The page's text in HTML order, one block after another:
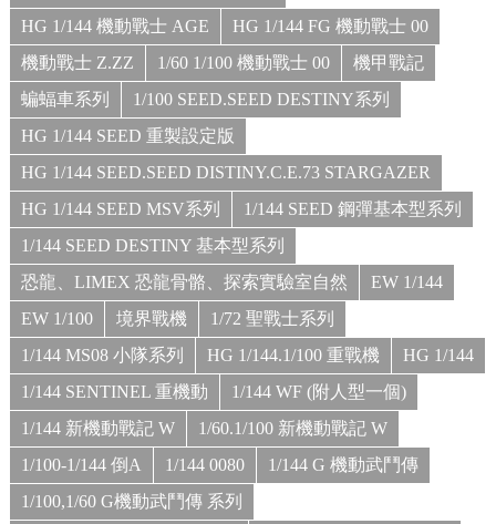
HG 1/144 機動戰士 AGE
HG 1/144 FG 機動戰士 00
機動戰士 Z.ZZ
1/60 1/100 機動戰士 00
機甲戰記
蝙蝠車系列
1/100 SEED.SEED DESTINY系列
HG 1/144 SEED 重製設定版
HG 1/144 SEED.SEED DISTINY.C.E.73 STARGAZER
HG 1/144 SEED MSV系列
1/144 SEED 鋼彈基本型系列
1/144 SEED DESTINY 基本型系列
恐龍、LIMEX 恐龍骨骼、探索實驗室自然
EW 1/144
EW 1/100
境界戰機
1/72 聖戰士系列
1/144 MS08 小隊系列
HG 1/144.1/100 重戰機
HG 1/144
1/144 SENTINEL 重機動
1/144 WF (附人型一個)
1/144 新機動戰記 W
1/60.1/100 新機動戰記 W
1/100-1/144 倒A
1/144 0080
1/144 G 機動武鬥傳
1/100,1/60 G機動武鬥傳 系列